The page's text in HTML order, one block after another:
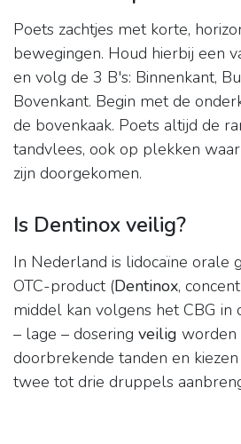
Poets zachtjes met korte,
bewegingen. Houd hierbij een
en volg de 3 B's: Binnenkant,
Bovenkant. Begin met de
de bovenkaak. Poets altijd de
tandvlees, ook op plekken
zijn doorgekomen.
Is Dentinox veilig?
In Nederland is lidocaïne orale
OTC-product (Dentinox,
middel kan volgens het CBG in
– lage – dosering veilig worden
doorbrekende tanden en
twee tot drie druppels